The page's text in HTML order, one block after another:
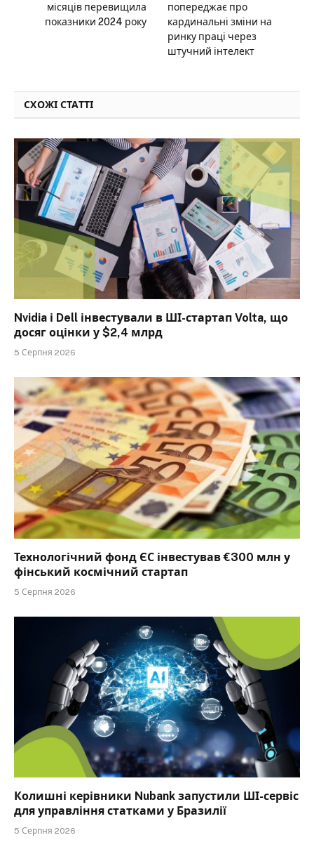
місяців перевищила
показники 2024 року
попереджає про
кардинальні зміни на
ринку праці через
штучний інтелект
СХОЖІ СТАТТІ
Nvidia і Dell інвестували в ШІ-стартап Volta, що
досяг оцінки у $2,4 млрд
5 Серпня 2026
Технологічний фонд ЄС інвестував €300 млн у
фінський космічний стартап
5 Серпня 2026
Колишні керівники Nubank запустили ШІ-сервіс
для управління статками у Бразилії
5 Серпня 2026